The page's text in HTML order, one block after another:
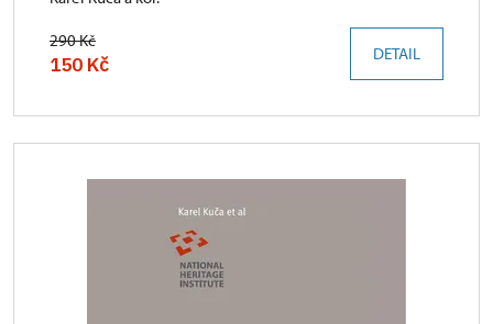
290 Kč
150 Kč DETAIL